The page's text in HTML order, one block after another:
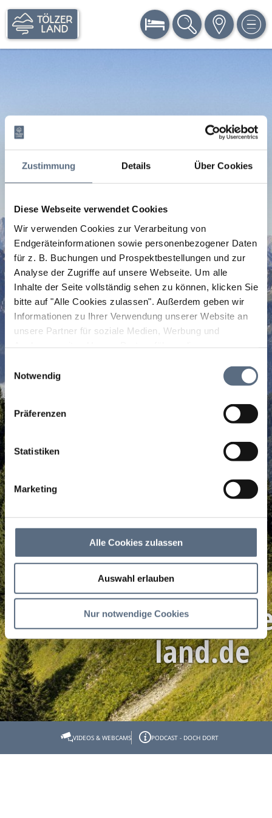
Zustimmung Details Über Cookies
Diese Webseite verwendet Cookies
Wir verwenden Cookies zur Verarbeitung von
Endgeräteinformationen sowie personenbezogener Daten
für z. B. Buchungen und Prospektbestellungen und zur
Analyse der Zugriffe auf unsere Webseite. Um alle
Inhalte der Seite vollständig sehen zu können, klicken Sie
bitte auf "Alle Cookies zulassen". Außerdem geben wir
Informationen zu Ihrer Verwendung unserer Website an
unsere Partner für soziale Medien, Werbung und
zusammen, die Sie ihnen bereitgestellt haben oder die
sie im Rahmen Ihrer Nutzung der Dienste gesammelt
Notwendig
Präferenzen
Statistiken
Marketing
Alle Cookies zulassen
Auswahl erlauben
Nur notwendige Cookies
BUCHEN SUCHE KARTE MENÜ
land.de
Unser Tipp holger.lortz(at)toelzer-land.de
holger.lortz(at)toelzer-
VIDEOS & WEBCAMS PODCAST - DOCH DORT